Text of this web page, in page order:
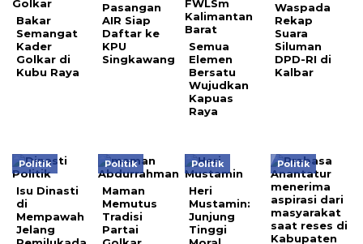
Bakar
Semangat
Kader
Golkar di
Kubu Raya
Pasangan
AIR Siap
Daftar ke
KPU
Singkawang
Semua
Elemen
Bersatu
Wujudkan
Kapuas
Raya
Waspada
Rekap
Suara
Siluman
DPD-RI di
Kalbar
Politik
Isu Dinasti
di
Mempawah
Jelang
Politik
Maman
Memutus
Tradisi
Partai
Politik
Heri
Mustamin:
Junjung
Tinggi
Politik